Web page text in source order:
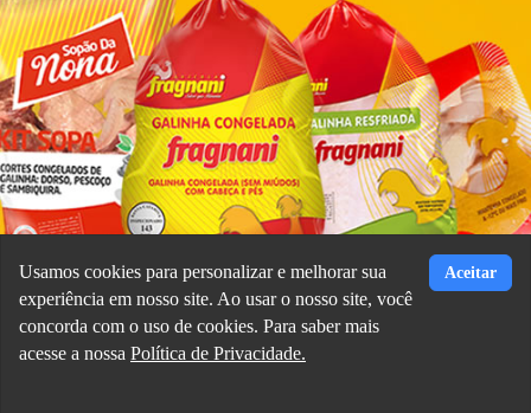
Usamos cookies para personalizar e melhorar sua
experiência em nosso site. Ao usar o nosso site, você
concorda com o uso de cookies. Para saber mais
acesse a nossa Política de Privacidade.
Aceitar